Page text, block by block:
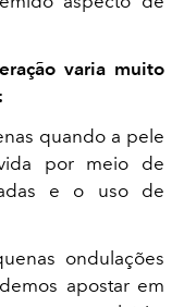
varia muito
quando a pele
por meio de
e o uso de
ondulações
apostar em